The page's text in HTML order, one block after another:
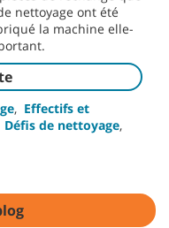
nettoyage ont été
la machine elle-
, Effectifs et
Défis de nettoyage,